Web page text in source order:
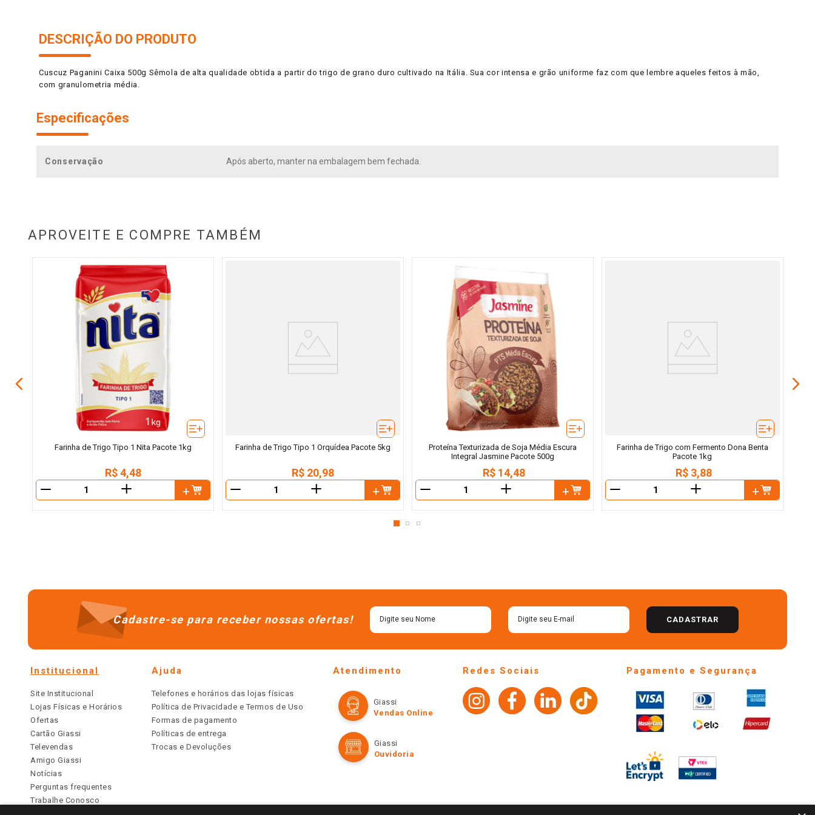
DESCRIÇÃO DO PRODUTO
Cuscuz Paganini Caixa 500g Sêmola de alta qualidade obtida a partir do trigo de grano duro cultivado na Itália. Sua cor intensa e grão uniforme faz com que lembre aqueles feitos à mão,
com granulometria média.
Especificações
Conservação Após aberto, manter na embalagem bem fechada.
APROVEITE E COMPRE TAMBÉM
Farinha de Trigo Tipo 1 Nita Pacote 1kg
R$ 4,48
＋
Farinha de Trigo Tipo 1 Orquídea Pacote 5kg
R$ 20,98
＋
Proteína Texturizada de Soja Média Escura
Integral Jasmine Pacote 500g
R$ 14,48
＋
Farinha de Trigo com Fermento Dona Benta
Pacote 1kg
R$ 3,88
＋
Cadastre-se para receber nossas ofertas! CADASTRAR
Institucional
Site Institucional
Lojas Físicas e Horários
Ofertas
Cartão Giassi
Televendas
Amigo Giassi
Notícias
Perguntas frequentes
Trabalhe Conosco
Ajuda
Telefones e horários das lojas físicas
Política de Privacidade e Termos de Uso
Formas de pagamento
Políticas de entrega
Trocas e Devoluções
Atendimento
Giassi
Vendas Online
Giassi
Ouvidoria
Redes Sociais Pagamento e Segurança